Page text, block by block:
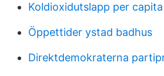
Koldioxidutslapp per capita
Öppettider ystad badhus
Direktdemokraterna